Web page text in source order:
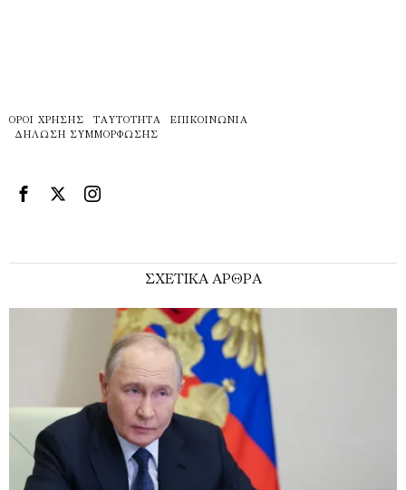
ΌΡΟΙ ΧΡΉΣΗΣ ΤΑΥΤΌΤΗΤΑ
ΕΠΙΚΟΙΝΩΝΊΑ
ΔΉΛΩΣΗ ΣΥΜΜΌΡΦΩΣΗΣ
ΣΧΕΤΙΚΑ ΑΡΘΡΑ